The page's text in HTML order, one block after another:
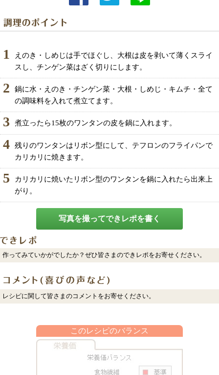
1
えのき・しめじは手でほぐし、大根は皮を剥いて薄くスライ
スし、チンゲン菜はざく切りにします。
2
鍋に水・えのき・チンゲン菜・大根・しめじ・キムチ・全て
の調味料を入れて煮立てます。
3 煮立ったら15枚のワンタンの皮を鍋に入れます。
4
残りのワンタンはリボン型にして、テフロンのフライパンで
カリカリに焼きます。
5
カリカリに焼いたリボン型のワンタンを鍋に入れたら出来上
がり。
写真を撮ってできレポを書く
作ってみていかがでしたか？ぜひ皆さまのできレポをお寄せください。
レシピに関して皆さまのコメントをお寄せください。
このレシピのバランス